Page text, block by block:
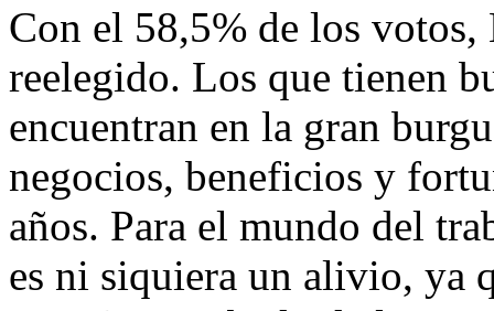
Con el 58,5% de los
reelegido. Los que tienen
encuentran en la gran
negocios, beneficios y
años. Para el mundo del
es ni siquiera un alivio, ya